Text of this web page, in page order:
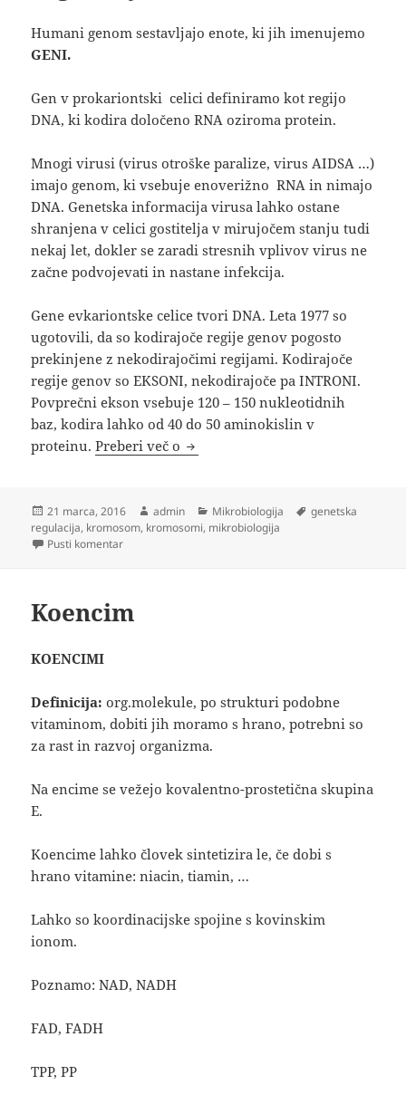
Humani genom sestavljajo enote, ki jih imenujemo
GENI.
Gen v prokariontski celici definiramo kot regijo
DNA, ki kodira določeno RNA oziroma protein.
Mnogi virusi (virus otroške paralize, virus AIDSA …)
imajo genom, ki vsebuje enoverižno RNA in nimajo
DNA. Genetska informacija virusa lahko ostane
shranjena v celici gostitelja v mirujočem stanju tudi
nekaj let, dokler se zaradi stresnih vplivov virus ne
začne podvojevati in nastane infekcija.
Gene evkariontske celice tvori DNA. Leta 1977 so
ugotovili, da so kodirajoče regije genov pogosto
prekinjene z nekodirajočimi regijami. Kodirajoče
regije genov so EKSONI, nekodirajoče pa INTRONI.
Povprečni ekson vsebuje 120 – 150 nukleotidnih
baz, kodira lahko od 40 do 50 aminokislin v
proteinu.Preberi več o Kromosomi in genska regulacija
Objavljeno
dne
21 marca, 2016 Avtor
admin Kategorije
Mikrobiologija Oznake
genetska
regulacija, kromosom, kromosomi, mikrobiologija
Pusti komentarna Kromosomi in genska regulacija
Koencim
KOENCIMI
Definicija: org.molekule, po strukturi podobne
vitaminom, dobiti jih moramo s hrano, potrebni so
za rast in razvoj organizma.
Na encime se vežejo kovalentno-prostetična skupina
E.
Koencime lahko človek sintetizira le, če dobi s
hrano vitamine: niacin, tiamin, …
Lahko so koordinacijske spojine s kovinskim
ionom.
Poznamo: NAD, NADH
FAD, FADH
TPP, PP